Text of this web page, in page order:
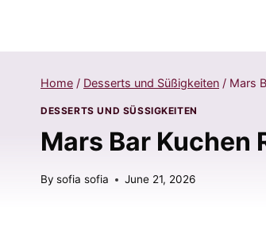
Home / Desserts und Süßigkeiten / Mars
DESSERTS UND SÜSSIGKEITEN
Mars Bar
By sofia sofia June 21, 2026